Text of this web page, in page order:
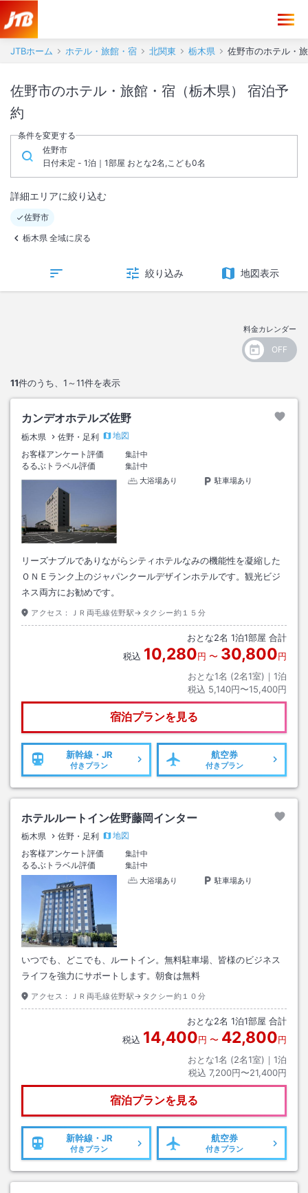
JTBホーム ホテル・旅館・宿 北関東 栃木県 佐野市のホテル・
佐野市のホテル・旅館・宿（栃木県） 宿泊予
約
条件を変更する
佐野市
日付未定 - 1泊｜1部屋 おとな2名,こども0名
詳細エリアに絞り込む
佐野市
栃木県 全域に戻る
絞り込み 地図表示
料金カレンダー
11件のうち、 1～11件を表示
カンデオホテルズ佐野
栃木県 佐野・足利
地図
お客様アンケート評価
集計中
るるぶトラベル評価
集計中
大浴場あり
駐車場あり
リーズナブルでありながらシティホテルなみの機能性を凝縮した
ＯＮＥランク上のジャパンクールデザインホテルです。観光ビジ
ネス両方にお勧めです。
アクセス： ＪＲ両毛線佐野駅→タクシー約１５分
おとな2名 1泊1部屋 合計
税込 10,280円 〜 30,800円
おとな1名 (2名1室)｜ 1泊
税込 5,140円〜15,400円
宿泊プランを見る
新幹線・JR
付きプラン
航空券
付きプラン
ホテルルートイン佐野藤岡インター
栃木県 佐野・足利
地図
お客様アンケート評価
集計中
るるぶトラベル評価
集計中
大浴場あり
駐車場あり
いつでも、どこでも、ルートイン。無料駐車場、皆様のビジネス
ライフを強力にサポートします。朝食は無料
アクセス： ＪＲ両毛線佐野駅→タクシー約１０分
おとな2名 1泊1部屋 合計
税込 14,400円 〜 42,800円
おとな1名 (2名1室)｜ 1泊
税込 7,200円〜21,400円
宿泊プランを見る
新幹線・JR
付きプラン
航空券
付きプラン